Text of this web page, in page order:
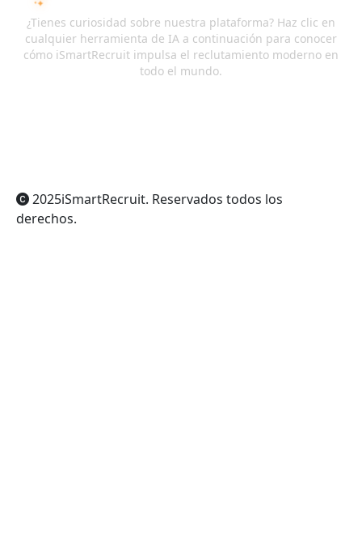
¿Tienes curiosidad sobre nuestra plataforma? Haz clic en
cualquier herramienta de IA a continuación para conocer
cómo iSmartRecruit impulsa el reclutamiento moderno en
todo el mundo.
2025iSmartRecruit. Reservados todos los
derechos.